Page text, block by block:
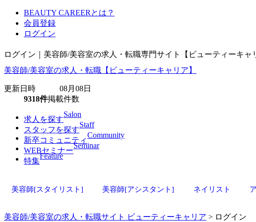
BEAUTY CAREERとは？
会員登録
ログイン
ログイン｜美容師/美容室の求人・転職専門サイト【ビューティーキャ
美容師/美容室の求人・転職【ビューティーキャリア】
更新日時 08月08日
9318件掲載件数
求人を探す
Salon
スタッフを探す
Staff
新卒コミュニティ
Community
WEBセミナー
Seminar
特集
Feature
美容師[スタイリスト] 美容師[アシスタント] ネイリスト
美容師/美容室の求人・転職サイト ビューティーキャリア > ログイン